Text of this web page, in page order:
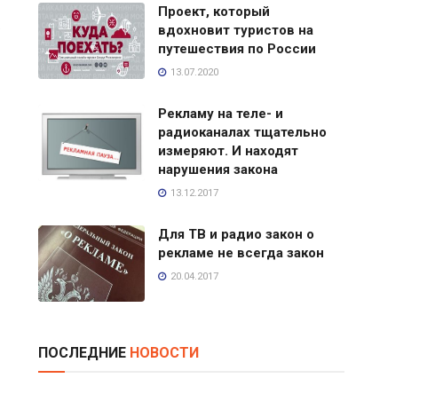
Проект, который
вдохновит туристов на
путешествия по России
13.07.2020
Рекламу на теле- и
радиоканалах тщательно
измеряют. И находят
нарушения закона
13.12.2017
Для ТВ и радио закон о
рекламе не всегда закон
20.04.2017
ПОСЛЕДНИЕ НОВОСТИ